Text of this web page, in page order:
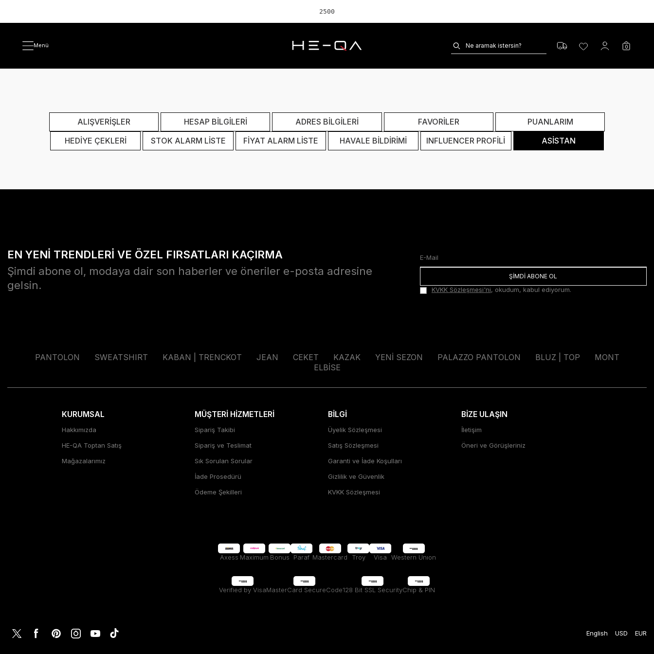
2500 TL
Menü 0
ALIŞVERİŞLER HESAP BİLGİLERİ ADRES BİLGİLERİ FAVORİLER
PUANLARIM
HEDİYE ÇEKLERİ
STOK ALARM LİSTE FİYAT ALARM LİSTE HAVALE BİLDİRİMİ INFLUENCER PROFİLİ ASİSTAN
EN YENİ TRENDLERİ VE ÖZEL FIRSATLARI KAÇIRMA
Şimdi abone ol, modaya dair son haberler ve öneriler e-posta adresine
gelsin.
ŞİMDİ ABONE OL
KVKK Sözleşmesi'ni, okudum, kabul ediyorum.
PANTOLON SWEATSHIRT KABAN | TRENCKOT JEAN CEKET KAZAK YENİ SEZON PALAZZO PANTOLON BLUZ | TOP
MONT
ELBİSE
KURUMSAL
Hakkımızda
HE-QA Toptan Satış
Mağazalarımız
MÜŞTERİ HİZMETLERİ
Sipariş Takibi
Sipariş ve Teslimat
Sık Sorulan Sorular
İade Prosedürü
Ödeme Şekilleri
BİLGİ
Üyelik Sözleşmesi
Satış Sözleşmesi
Garanti ve İade Koşulları
Gizlilik ve Güvenlik
KVKK Sözleşmesi
BİZE ULAŞIN
İletişim
Öneri ve Görüşleriniz
Axess Maximum Bonus Paraf Mastercard Troy Visa Western Unıon
Verified by VisaMasterCard SecureCode128 Bit SSL SecurityChip & PIN
English USD EUR